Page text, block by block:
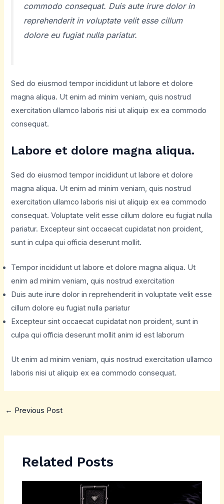
commodo consequat. Duis aute irure dolor in
reprehenderit in voluptate velit esse cillum
dolore eu fugiat nulla pariatur.
Sed do eiusmod tempor incididunt ut labore et dolore
magna aliqua. Ut enim ad minim veniam, quis nostrud
exercitation ullamco laboris nisi ut aliquip ex ea commodo
consequat.
Labore et dolore magna aliqua.
Sed do eiusmod tempor incididunt ut labore et dolore
magna aliqua. Ut enim ad minim veniam, quis nostrud
exercitation ullamco laboris nisi ut aliquip ex ea commodo
consequat. Voluptate velit esse cillum dolore eu fugiat nulla
pariatur. Excepteur sint occaecat cupidatat non proident,
sunt in culpa qui officia deserunt mollit.
Tempor incididunt ut labore et dolore magna aliqua. Ut
enim ad minim veniam, quis nostrud exercitation
Duis aute irure dolor in reprehenderit in voluptate velit esse
cillum dolore eu fugiat nulla pariatur
Excepteur sint occaecat cupidatat non proident, sunt in
culpa qui officia deserunt mollit anim id est laborum
Ut enim ad minim veniam, quis nostrud exercitation ullamco
laboris nisi ut aliquip ex ea commodo consequat.
← Previous Post
Related Posts